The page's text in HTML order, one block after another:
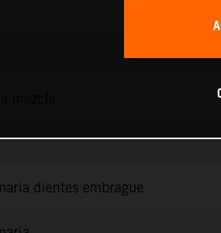
mezcla
dientes embrague